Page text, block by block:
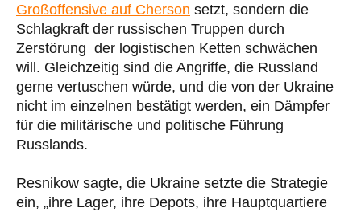
Großoffensive auf Cherson setzt, sondern die
Schlagkraft der russischen Truppen durch
Zerstörung der logistischen Ketten schwächen
will. Gleichzeitig sind die Angriffe, die Russland
gerne vertuschen würde, und die von der Ukraine
nicht im einzelnen bestätigt werden, ein Dämpfer
für die militärische und politische Führung
Russlands.
Resnikow sagte, die Ukraine setzte die Strategie
ein, „ihre Lager, ihre Depots, ihre Hauptquartiere